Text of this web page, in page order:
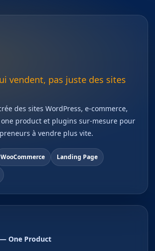
vendent, pas juste des sites
des sites WordPress, e-commerce,
product et plugins sur-mesure pour
à vendre plus vite.
WooCommerce Landing Page
One Product